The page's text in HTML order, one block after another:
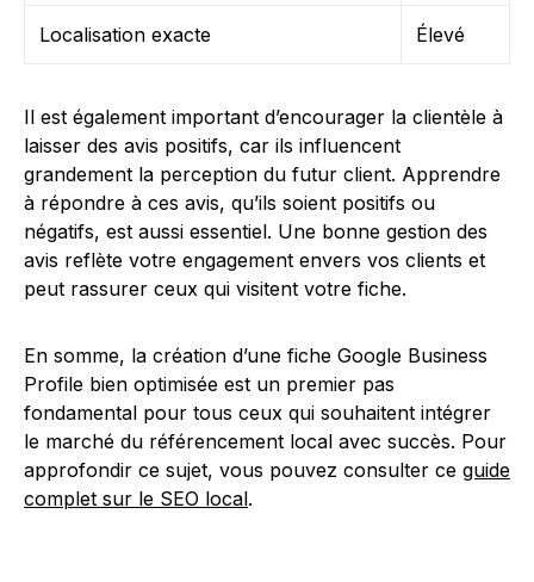
Localisation exacte Élevé
Il est également important d’encourager la clientèle à
laisser des avis positifs, car ils influencent
grandement la perception du futur client. Apprendre
à répondre à ces avis, qu’ils soient positifs ou
négatifs, est aussi essentiel. Une bonne gestion des
avis reflète votre engagement envers vos clients et
peut rassurer ceux qui visitent votre fiche.
En somme, la création d’une fiche Google Business
Profile bien optimisée est un premier pas
fondamental pour tous ceux qui souhaitent intégrer
le marché du référencement local avec succès. Pour
approfondir ce sujet, vous pouvez consulter ce guide
complet sur le SEO local.